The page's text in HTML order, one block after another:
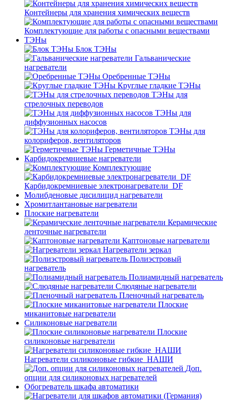
Контейнеры для хранения химических веществ
Комплектующие для работы с опасными веществами
ТЭНы
Блок ТЭНы
Гальванические
нагреватели
Оребренные ТЭНы
Круглые гладкие ТЭНы
ТЭНы для
стрелочных переводов
ТЭНы для
диффузионных насосов
ТЭНы для
колориферов, вентиляторов
Герметичные ТЭНы
Карбидокремниевые нагреватели
Комплектующие
Карбидокремниевые электронагреватели_DF
Молибденовые дисилицид нагреватели
Хромитлантановые нагреватели
Плоские нагреватели
Керамические
ленточные нагреватели
Каптоновые нагреватели
Нагреватели зеркал
Полиэстровый
нагреватель
Полиамидный нагреватель
Слюдяные нагреватели
Пленочный нагреватель
Плоские
миканитовые нагреватели
Силиконовые нагреватели
Плоские
силиконовые нагреватели
Нагреватели силиконовые гибкие_НАШИ
Доп.
опции для силиконовых нагревателей
Обогреватель шкафа автоматики